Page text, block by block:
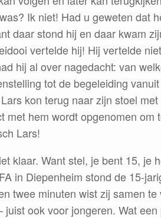
Ik niet! Had u geweten dat
daar stond hij en daar kwam
vertelde hij! Hij vertelde
hij al over nagedacht: van
tot de begeleiding
kon terug naar zijn stoel
met hem wordt opgenomen om
Lars!
klaar. Want stel, je bent 15, je
in Diepenheim stond de 15-
twee minuten wist zij samen
juist ook voor jongeren. Wat